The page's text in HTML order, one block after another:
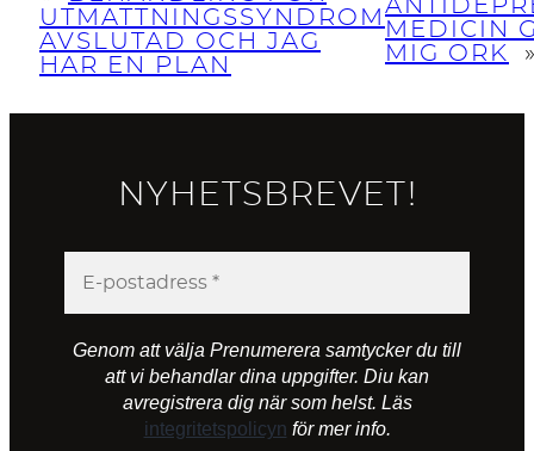
UTMATTNINGSSYNDROM
AVSLUTAD OCH JAG
HAR EN PLAN
MEDICIN
MIG ORK
NYHETSBREVET!
Genom att välja Prenumerera samtycker du till
att vi behandlar dina uppgifter. Diu kan
avregistrera dig när som helst. Läs
integritetspolicyn för mer info.